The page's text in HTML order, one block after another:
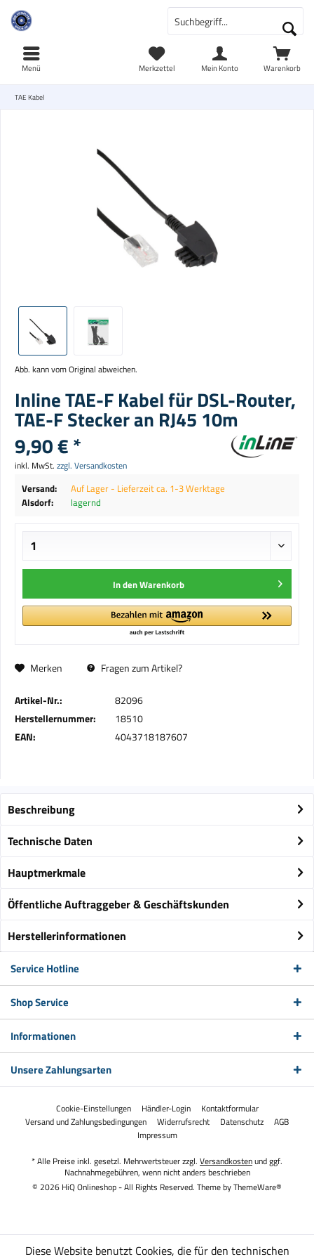
Warenkorb
Merkzettel Mein Konto
Menü
TAE Kabel
Abb. kann vom Original abweichen.
Inline TAE-F Kabel für DSL-Router,
TAE-F Stecker an RJ45 10m
9,90 € *
inkl. MwSt. zzgl. Versandkosten
Versand:
Auf Lager - Lieferzeit ca. 1-3 Werktage
Alsdorf:
lagernd
In denWarenkorb
Merken Fragen zum Artikel?
Artikel-Nr.:
82096
Herstellernummer:
18510
EAN:
4043718187607
Beschreibung
Technische Daten
Hauptmerkmale
Öffentliche Auftraggeber & Geschäftskunden
Herstellerinformationen
Service Hotline
Shop Service
Informationen
Unsere Zahlungsarten
Cookie-Einstellungen Händler-Login
Kontaktformular
Versand und Zahlungsbedingungen
Widerrufsrecht Datenschutz
AGB
Impressum
* Alle Preise inkl. gesetzl. Mehrwertsteuer zzgl. Versandkostenund ggf.
Nachnahmegebühren, wenn nicht anders beschrieben
© 2026 HiQ Onlineshop - All Rights Reserved. Theme byThemeWare®
Diese Website benutzt Cookies, die für den technischen